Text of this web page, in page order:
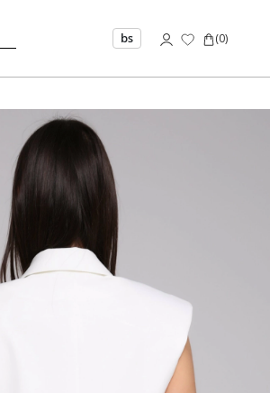
bs (0)